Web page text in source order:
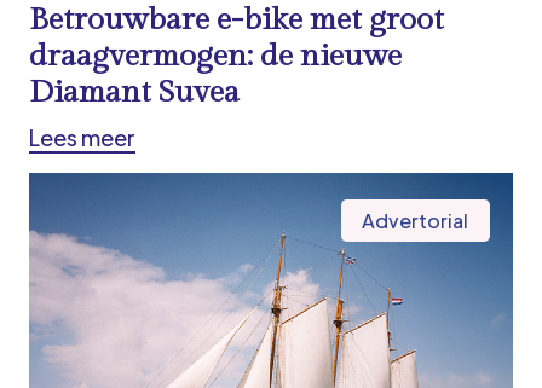
Betrouwbare e-bike met groot
draagvermogen: de nieuwe
Diamant Suvea
Lees meer
Advertorial